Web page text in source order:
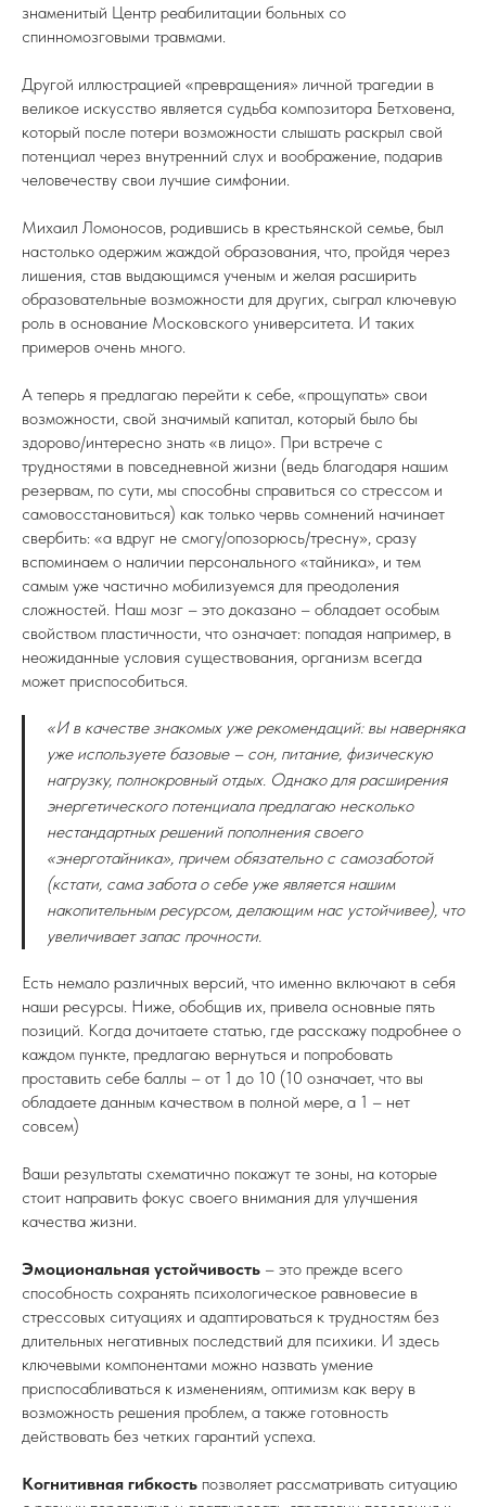
знаменитый Центр реабилитации больных со
спинномозговыми травмами.
Другой иллюстрацией «превращения» личной трагедии в
великое искусство является судьба композитора Бетховена,
который после потери возможности слышать раскрыл свой
потенциал через внутренний слух и воображение, подарив
человечеству свои лучшие симфонии.
Михаил Ломоносов, родившись в крестьянской семье, был
настолько одержим жаждой образования, что, пройдя через
лишения, став выдающимся ученым и желая расширить
образовательные возможности для других, сыграл ключевую
роль в основание Московского университета. И таких
примеров очень много.
А теперь я предлагаю перейти к себе, «прощупать» свои
возможности, свой значимый капитал, который было бы
здорово/интересно знать «в лицо». При встрече с
трудностями в повседневной жизни (ведь благодаря нашим
резервам, по сути, мы способны справиться со стрессом и
самовосстановиться) как только червь сомнений начинает
свербить: «а вдруг не смогу/опозорюсь/тресну», сразу
вспоминаем о наличии персонального «тайника», и тем
самым уже частично мобилизуемся для преодоления
сложностей. Наш мозг – это доказано – обладает особым
свойством пластичности, что означает: попадая например, в
неожиданные условия существования, организм всегда
может приспособиться.
«И в качестве знакомых уже рекомендаций: вы наверняка
уже используете базовые – сон, питание, физическую
нагрузку, полнокровный отдых. Однако для расширения
энергетического потенциала предлагаю несколько
нестандартных решений пополнения своего
«энерготайника», причем обязательно с самозаботой
(кстати, сама забота о себе уже является нашим
накопительным ресурсом, делающим нас устойчивее), что
увеличивает запас прочности.
Есть немало различных версий, что именно включают в себя
наши ресурсы. Ниже, обобщив их, привела основные пять
позиций. Когда дочитаете статью, где расскажу подробнее о
каждом пункте, предлагаю вернуться и попробовать
проставить себе баллы – от 1 до 10 (10 означает, что вы
обладаете данным качеством в полной мере, а 1 – нет
совсем)
Ваши результаты схематично покажут те зоны, на которые
стоит направить фокус своего внимания для улучшения
качества жизни.
Эмоциональная устойчивость – это прежде всего
способность сохранять психологическое равновесие в
стрессовых ситуациях и адаптироваться к трудностям без
длительных негативных последствий для психики. И здесь
ключевыми компонентами можно назвать умение
приспосабливаться к изменениям, оптимизм как веру в
возможность решения проблем, а также готовность
действовать без четких гарантий успеха.
Когнитивная гибкость позволяет рассматривать ситуацию